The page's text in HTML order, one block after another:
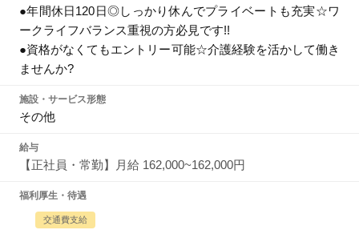
●年間休日120日◎しっかり休んでプライベートも充実☆ワ
ークライフバランス重視の方必見です!!
●資格がなくてもエントリー可能☆介護経験を活かして働き
ませんか?
施設・サービス形態
その他
給与
【正社員・常勤】月給 162,000~162,000円
福利厚生・待遇
交通費支給